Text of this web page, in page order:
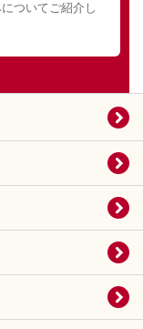
ついてご紹介し